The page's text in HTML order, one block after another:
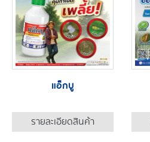
แอ็กบู
รายละเอียดสินค้า